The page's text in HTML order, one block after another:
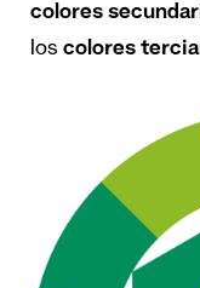
colores
los colores